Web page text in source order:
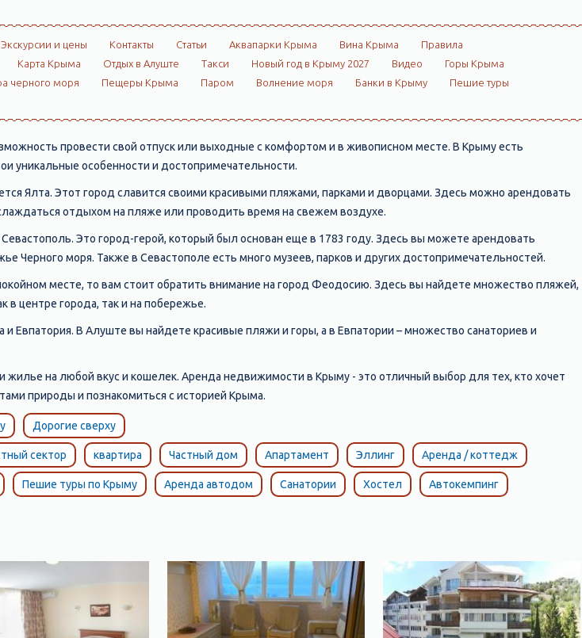
Экскурсии и цены Контакты Статьи Аквапарки Крыма Вина Крыма
Правила
Карта Крыма Отдых в Алуште Такси Новый год в Крыму 2027 Видео
Горы Крыма
черного моря Пещеры Крыма Паром Волнение моря Банки в Крыму
Пешие туры
провести свой отпуск или выходные с комфортом и в живописном месте. В Крыму есть
уникальные особенности и достопримечательности.
Ялта. Этот город славится своими красивыми пляжами, парками и дворцами. Здесь можно арендовать
отдыхом на пляже или проводить время на свежем воздухе.
Это город-герой, который был основан еще в 1783 году. Здесь вы можете арендовать
Черного моря. Также в Севастополе есть много музеев, парков и других достопримечательностей.
месте, то вам стоит обратить внимание на город Феодосию. Здесь вы найдете множество пляжей,
центре города, так и на побережье.
Евпатория. В Алуште вы найдете красивые пляжи и горы, а в Евпатории – множество санаториев и
на любой вкус и кошелек. Аренда недвижимости в Крыму - это отличный выбор для тех, кто хочет
природы и познакомиться с историей Крыма.
Дорогие сверху
сектор квартира Частный дом Апартамент Эллинг Аренда / коттедж
Пешие туры по Крыму Аренда автодом Санатории Хостел Автокемпинг